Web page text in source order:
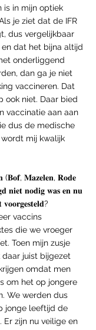
is in mijn optiek
je ziet dat de IFR
dus vergelijkbaar
dat het bijna altijd
onderliggend
dan ga je niet
vaccineren. Dat
ook niet. Daar bied
vaccinatie aan aan
dus de medische
mij kwalijk
(𝐁𝐨𝐟, 𝐌𝐚𝐳𝐞𝐥𝐞𝐧, 𝐑𝐨𝐝𝐞
𝐧𝐢𝐞𝐭 𝐧𝐨𝐝𝐢𝐠 𝐰𝐚𝐬 𝐞𝐧 𝐧𝐮
𝐯𝐨𝐨𝐫𝐠𝐞𝐬𝐭𝐞𝐥𝐝?
vaccins
die we vroeger
Toen mijn zusje
juist bijgezet
omdat men
om het op jongere
We werden dus
jonge leeftijd de
Er zijn nu veilige en